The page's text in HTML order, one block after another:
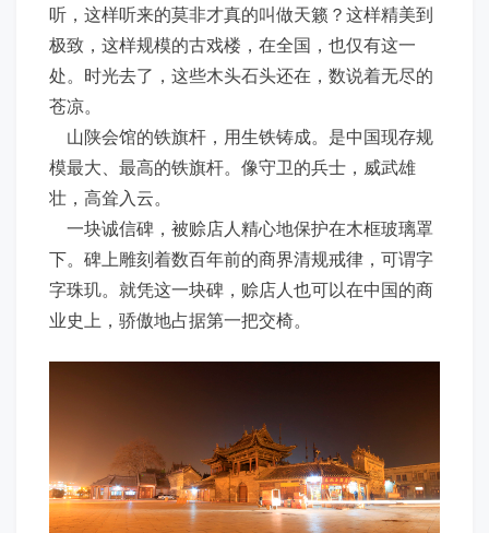
听，这样听来的莫非才真的叫做天籁？这样精美到
极致，这样规模的古戏楼，在全国，也仅有这一
处。时光去了，这些木头石头还在，数说着无尽的
苍凉。
山陕会馆的铁旗杆，用生铁铸成。是中国现存规
模最大、最高的铁旗杆。像守卫的兵士，威武雄
壮，高耸入云。
一块诚信碑，被赊店人精心地保护在木框玻璃罩
下。碑上雕刻着数百年前的商界清规戒律，可谓字
字珠玑。就凭这一块碑，赊店人也可以在中国的商
业史上，骄傲地占据第一把交椅。